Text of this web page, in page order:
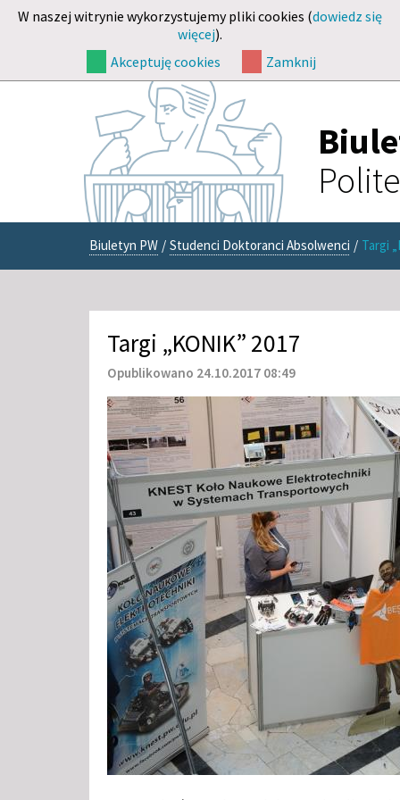
W naszej witrynie wykorzystujemy pliki cookies (dowiedz się
więcej).
Akceptuję cookies
Zamknij
Biuletyn PW / Studenci Doktoranci Absolwenci / Targi
Targi „KONIK” 2017
Opublikowano 24.10.2017 08:49